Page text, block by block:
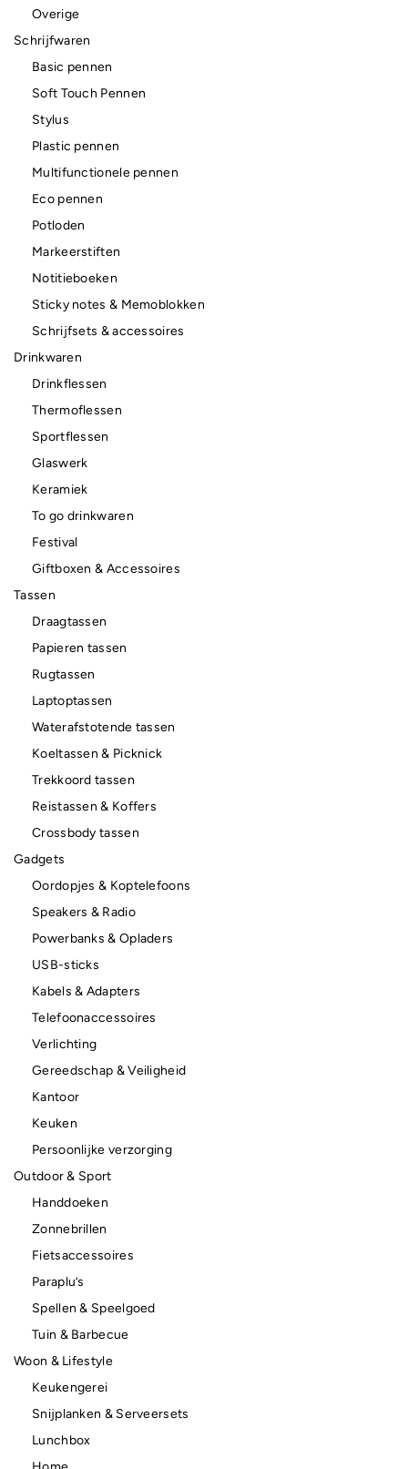
Overige
Schrijfwaren
Basic pennen
Soft Touch Pennen
Stylus
Plastic pennen
Multifunctionele pennen
Eco pennen
Potloden
Markeerstiften
Notitieboeken
Sticky notes & Memoblokken
Schrijfsets & accessoires
Drinkwaren
Drinkflessen
Thermoflessen
Sportflessen
Glaswerk
Keramiek
To go drinkwaren
Festival
Giftboxen & Accessoires
Tassen
Draagtassen
Papieren tassen
Rugtassen
Laptoptassen
Waterafstotende tassen
Koeltassen & Picknick
Trekkoord tassen
Reistassen & Koffers
Crossbody tassen
Gadgets
Oordopjes & Koptelefoons
Speakers & Radio
Powerbanks & Opladers
USB-sticks
Kabels & Adapters
Telefoonaccessoires
Verlichting
Gereedschap & Veiligheid
Kantoor
Keuken
Persoonlijke verzorging
Outdoor & Sport
Handdoeken
Zonnebrillen
Fietsaccessoires
Paraplu’s
Spellen & Speelgoed
Tuin & Barbecue
Woon & Lifestyle
Keukengerei
Snijplanken & Serveersets
Lunchbox